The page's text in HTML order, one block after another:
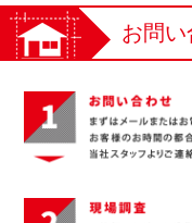
お問